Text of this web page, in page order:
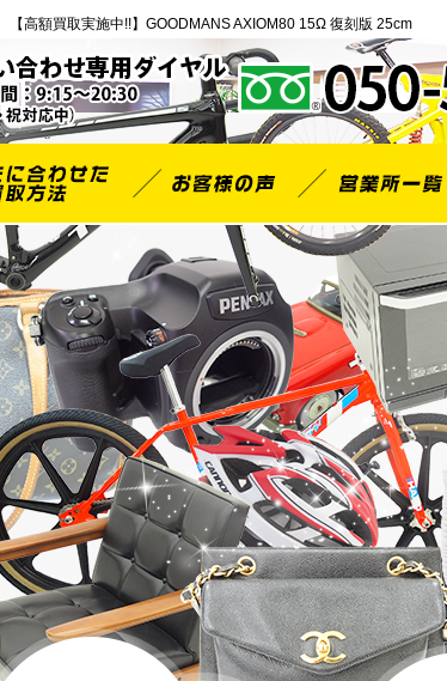
【高額買取実施中!!】GOODMANS AXIOM80 15Ω 復刻版 25cm